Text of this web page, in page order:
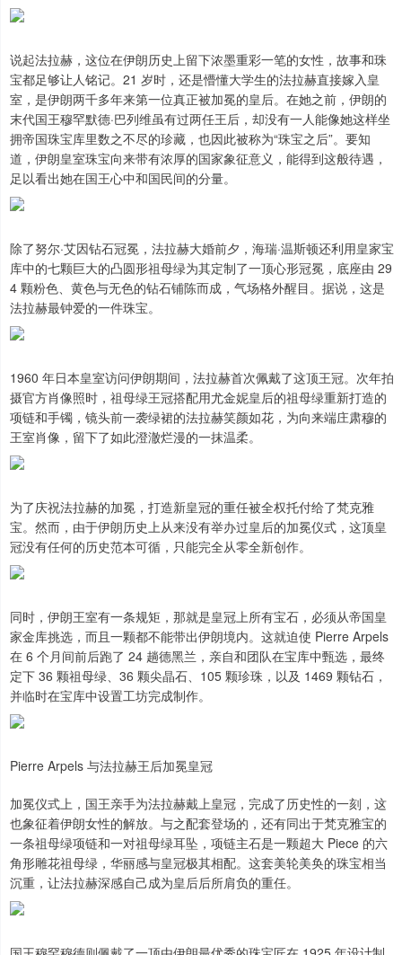
说起法拉赫，这位在伊朗历史上留下浓墨重彩一笔的女性，故事和珠
宝都足够让人铭记。21 岁时，还是懵懂大学生的法拉赫直接嫁入皇
室，是伊朗两千多年来第一位真正被加冕的皇后。在她之前，伊朗的
末代国王穆罕默德·巴列维虽有过两任王后，却没有一人能像她这样坐
拥帝国珠宝库里数之不尽的珍藏，也因此被称为“珠宝之后”。要知
道，伊朗皇室珠宝向来带有浓厚的国家象征意义，能得到这般待遇，
足以看出她在国王心中和国民间的分量。
除了努尔·艾因钻石冠冕，法拉赫大婚前夕，海瑞·温斯顿还利用皇家宝
库中的七颗巨大的凸圆形祖母绿为其定制了一顶心形冠冕，底座由 29
4 颗粉色、黄色与无色的钻石铺陈而成，气场格外醒目。据说，这是
法拉赫最钟爱的一件珠宝。
1960 年日本皇室访问伊朗期间，法拉赫首次佩戴了这顶王冠。次年拍
摄官方肖像照时，祖母绿王冠搭配用尤金妮皇后的祖母绿重新打造的
项链和手镯，镜头前一袭绿裙的法拉赫笑颜如花，为向来端庄肃穆的
王室肖像，留下了如此澄澈烂漫的一抹温柔。
为了庆祝法拉赫的加冕，打造新皇冠的重任被全权托付给了梵克雅
宝。然而，由于伊朗历史上从来没有举办过皇后的加冕仪式，这顶皇
冠没有任何的历史范本可循，只能完全从零全新创作。
同时，伊朗王室有一条规矩，那就是皇冠上所有宝石，必须从帝国皇
家金库挑选，而且一颗都不能带出伊朗境内。这就迫使 Pierre Arpels
在 6 个月间前后跑了 24 趟德黑兰，亲自和团队在宝库中甄选，最终
定下 36 颗祖母绿、36 颗尖晶石、105 颗珍珠，以及 1469 颗钻石，
并临时在宝库中设置工坊完成制作。
Pierre Arpels 与法拉赫王后加冕皇冠
加冕仪式上，国王亲手为法拉赫戴上皇冠，完成了历史性的一刻，这
也象征着伊朗女性的解放。与之配套登场的，还有同出于梵克雅宝的
一条祖母绿项链和一对祖母绿耳坠，项链主石是一颗超大 Piece 的六
角形雕花祖母绿，华丽感与皇冠极其相配。这套美轮美奂的珠宝相当
沉重，让法拉赫深感自己成为皇后后所肩负的重任。